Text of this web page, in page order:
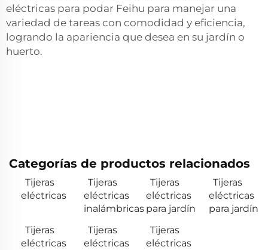
eléctricas para podar Feihu para manejar una
variedad de tareas con comodidad y eficiencia,
logrando la apariencia que desea en su jardín o
huerto.
Categorías de productos relacionados
Tijeras
eléctricas
Tijeras
eléctricas
inalámbricas
Tijeras
eléctricas
para jardín
Tijeras
eléctricas
para jardín
Tijeras
eléctricas
Tijeras
eléctricas
Tijeras
eléctricas